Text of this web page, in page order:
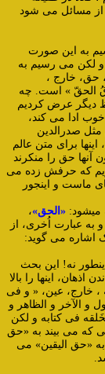
از مسائل می شود
به این صورت
و لکن می رسیم به
حق، خارج ،
الحقّ » است. چه
دیگر عرض کردیم
خوب ادا می کند،
صدرالدین
برای متن عالم
حق را منکرند
که حرفش زده می
ماست و اینجور
میشود: «الحق»،
و به عبارت اُخری، از
اشاره می گوید:
نه! این بحث
اینها را بالا
، خارج، عین، « و فی
و الآخر و الظاهر و
فی کتابه و لکن
که می بیند به «حق
به «حق الیقین» می